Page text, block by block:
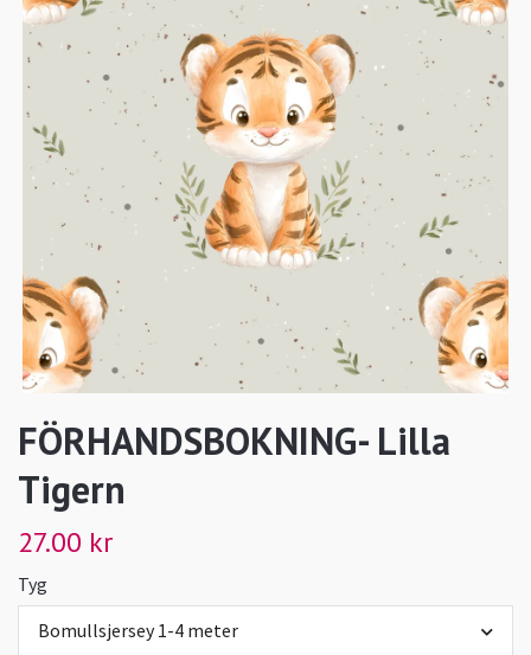
FÖRHANDSBOKNING- Lilla
Tigern
27.00 kr
Tyg
Bomullsjersey 1-4 meter